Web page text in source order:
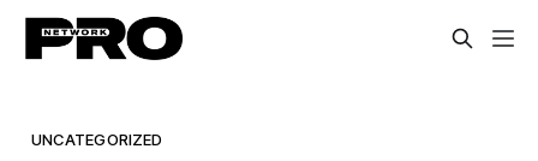
UNCATEGORIZED